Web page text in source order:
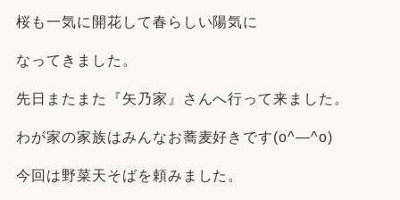
桜も一気に開花して春らしい陽気に
なってきました。
先日またまた『矢乃家』さんへ行って来ました。
わが家の家族はみんなお蕎麦好きです(o^―^o)
今回は野菜天そばを頼みました。